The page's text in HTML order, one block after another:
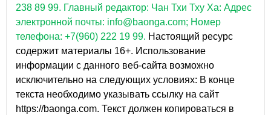
238 89 99. Главный редактор: Чан Тхи Тху Ха: Адрес
электронной почты: info@baonga.com; Номер
телефона: +7(960) 222 19 99. Настоящий ресурс
содержит материалы 16+. Использование
информации с данного веб-сайта возможно
исключительно на следующих условиях: В конце
текста необходимо указывать ссылку на сайт
https://baonga.com. Текст должен копироваться в